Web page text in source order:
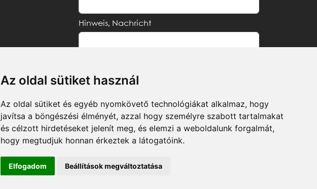
Az oldal sütiket használ
Az oldal sütiket és egyéb nyomkövető technológiákat alkalmaz, hogy
javítsa a böngészési élményét, azzal hogy személyre szabott tartalmakat
és célzott hirdetéseket jelenít meg, és elemzi a weboldalunk forgalmát,
hogy megtudjuk honnan érkeztek a látogatóink.
Elfogadom Beállítások megváltoztatása
Hinweis, Nachricht
Schicken